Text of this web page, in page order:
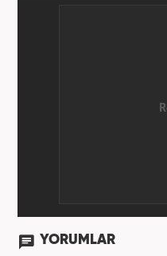
YORUMLAR